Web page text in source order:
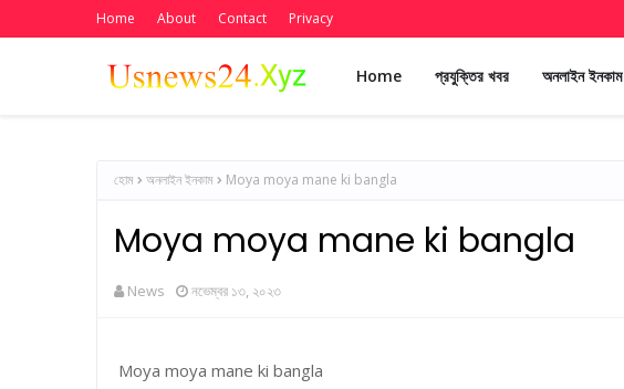
Home About Contact Privacy
Home প্রযুক্তির খবর অনলাইন ইনকাম
হোম অনলাইন ইনকাম Moya moya mane ki bangla
Moya moya mane ki bangla
News নভেম্বর ১৩, ২০২৩
Moya moya mane ki bangla